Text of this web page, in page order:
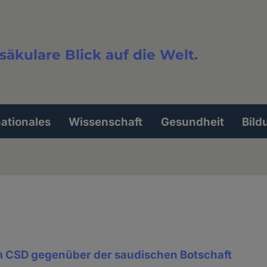
Blick auf die Welt.
Wissenschaft Gesundheit
CSD gegenüber der saudischen Botschaft